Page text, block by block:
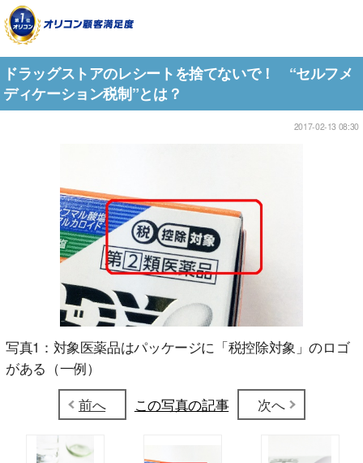
ドラッグストアのレシートを捨てないで！ “セルフメ
ディケーション税制”とは？
2017-02-13 08:30
写真1：対象医薬品はパッケージに「税控除対象」のロゴ
がある（一例）
前へ
この写真の記事 次へ